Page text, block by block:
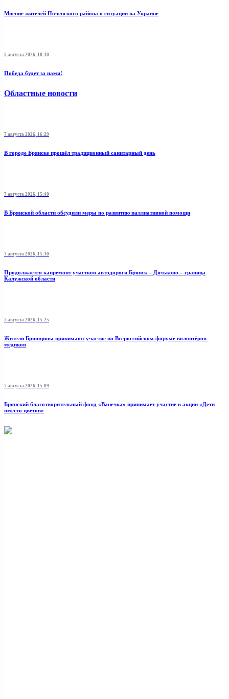
Мнение жителей Почепского района о ситуации на Украине
5 августа 2026, 18:30
Победа будет за нами!
Областные новости
7 августа 2026, 16:29
В городе Брянске прошёл традиционный санитарный день
7 августа 2026, 15:40
В Брянской области обсудили меры по развитию паллиативной помощи
7 августа 2026, 15:30
Продолжается капремонт участков автодороги Брянск – Дятьково – граница
Калужской области
7 августа 2026, 15:25
Жители Брянщины принимают участие во Всероссийском форуме волонтёров-
медиков
7 августа 2026, 15:09
Брянский благотворительный фонд «Ванечка» принимает участие в акции «Дети
вместо цветов»